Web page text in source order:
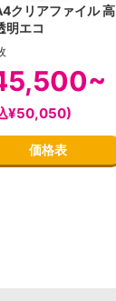
クリアファイル 高
明エコ
¥50,050)
価格表